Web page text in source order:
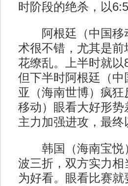
时阶段的绝杀，以6:5
阿根廷（中国移
术很不错，尤其是
花缭乱。上半时就
但下半时阿根廷（
亚（海南世博）疯
移动）眼看大好形
主力加强进攻，最终
韩国（海南宝悦
波三折，双方实力
为好看。眼看比赛